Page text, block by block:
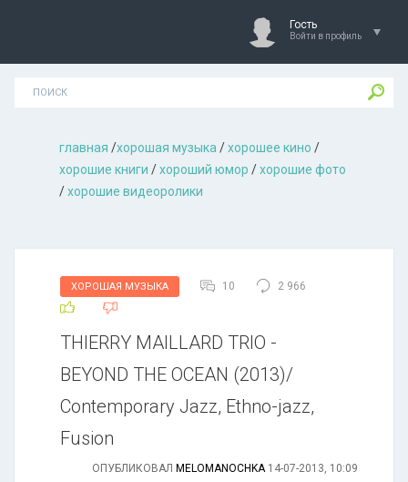
Гость
Войти в профиль
главная /хорошая музыкa /хорошее кино /
хорошие книги /хороший юмор /хорошие фото
/хорошие видеоролики
ХОРОШАЯ МУЗЫКА 10 2 966
THIERRY MAILLARD TRIO -
BEYOND THE OCEAN (2013)/
Contemporary Jazz, Ethno-jazz,
Fusion
ОПУБЛИКОВАЛ MELOMANOCHKA14-07-2013, 10:09